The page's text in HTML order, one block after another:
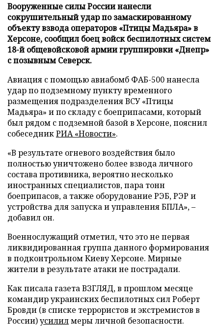
Вооруженные силы России нанесли
сокрушительный удар по замаскированному
объекту взвода операторов «Птицы Мадьяра» в
Херсоне, сообщил боец войск беспилотных систем
18-й общевойсковой армии группировки «Днепр»
с позывным Северск.
Авиация с помощью авиабомб ФАБ-500 нанесла
удар по подземному пункту временного
размещения подразделения ВСУ «Птицы
Мадьяра» и по складу с боеприпасами, который
был рядом с подземной базой в Херсоне, пояснил
собеседникРИА «Новости».
«В результате огневого воздействия было
полностью уничтожено более взвода личного
состава противника, вероятно несколько
иностранных специалистов, пара тонн
боеприпасов, а также оборудование РЭБ, РЭР и
устройства для запуска и управления БПЛА», –
добавил он.
Военнослужащий отметил, что это не первая
ликвидированная группа данного формирования
в подконтрольном Киеву Херсоне. Мирные
жители в результате атаки не пострадали.
Как писала газета ВЗГЛЯД, в прошлом месяце
командир украинских беспилотных сил Роберт
Бровди (в списке террористов и экстремистов в
России)усилилмеры личной безопасности.